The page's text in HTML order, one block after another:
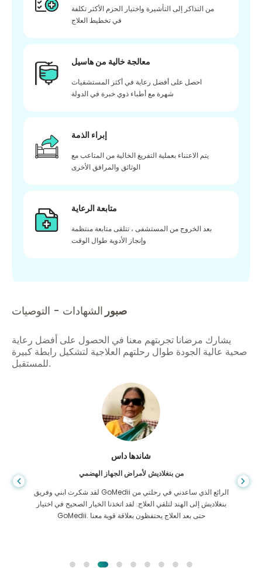
من التذاكر إلى التأشيرة واختيار الحزم الأكثر تكلفة
في تخطيط العلاج
معالجة خالية من هاسيل
احصل على أفضل رعاية في أكثر المستشفيات
شهرة مع أطباء ذوي خبرة في الدولة
إبراء الذمة
يتم الاعتناء بعملية التفريغ الخالية من المتاعب مع
الوثائق والمرافق الأخرى
متابعة الرعاية
بعد الخروج من المستشفى ، تتلقى متابعة منتظمة
وإنجاز الأدوية طوال الوقت
صبور الشهادات - التوصيات
يشارك مرضانا تجربتهم معنا في الحصول على أفضل رعاية
صحية عالية الجودة طوال رحلتهم العلاجية لتشكيل رابطة كبيرة
للمستقبل.
فرق الاسلام
من بنجلاديش لزراعة الكلى
لقد أعطيت كل الأمل في أنني سأتمكن من تلقي أي نوع من العلاج لمشكلة
الكلى التي أعاني منها. كان ذلك فقط بعد أن صادفت GoMedii بحمد الله
واتصلت بهم.